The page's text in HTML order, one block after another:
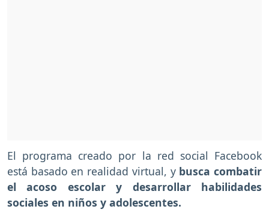
El programa creado por la red social Facebook
está basado en realidad virtual, y busca combatir
el acoso escolar y desarrollar habilidades
sociales en niños y adolescentes.